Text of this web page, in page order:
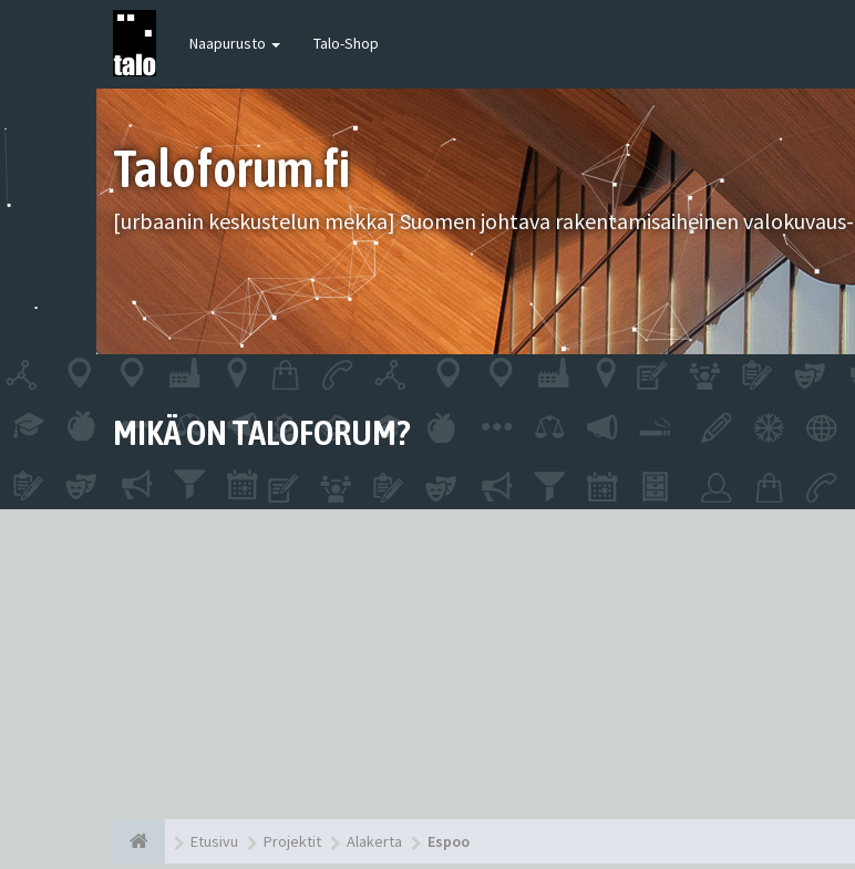
Naapurusto Talo-Shop
Taloforum.fi
[urbaanin keskustelun mekka] Suomen johtava rakentamisaiheinen
MIKÄ ON TALOFORUM?
Etusivu Projektit Alakerta Espoo